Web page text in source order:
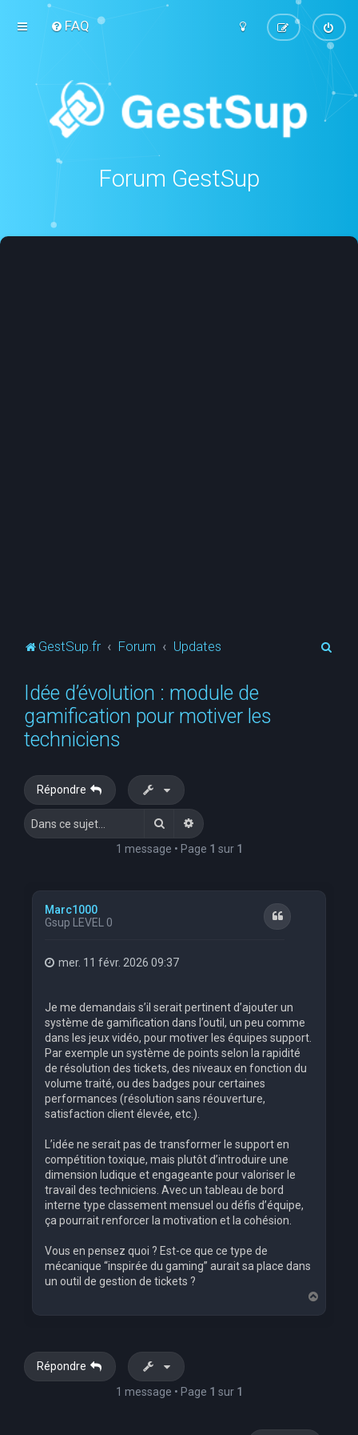
FAQ
Forum GestSup
GestSup.fr Forum Updates
Idée d’évolution : module de
gamification pour motiver les
techniciens
Répondre
RechercherRecherche avancée
1 message • Page 1 sur 1
Marc1000
Gsup LEVEL 0
Citation
mer. 11 févr. 2026 09:37
Je me demandais s’il serait pertinent d’ajouter un
système de gamification dans l’outil, un peu comme
dans les jeux vidéo, pour motiver les équipes support.
Par exemple un système de points selon la rapidité
de résolution des tickets, des niveaux en fonction du
volume traité, ou des badges pour certaines
performances (résolution sans réouverture,
satisfaction client élevée, etc.).
L’idée ne serait pas de transformer le support en
compétition toxique, mais plutôt d’introduire une
dimension ludique et engageante pour valoriser le
travail des techniciens. Avec un tableau de bord
interne type classement mensuel ou défis d’équipe,
ça pourrait renforcer la motivation et la cohésion.
Vous en pensez quoi ? Est-ce que ce type de
mécanique “inspirée du gaming” aurait sa place dans
un outil de gestion de tickets ?
a
Répondre
1 message • Page 1 sur 1